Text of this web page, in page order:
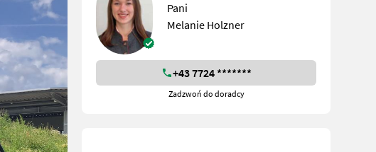
Pani
Melanie Holzner
+43 7724 *******
Zadzwoń do doradcy